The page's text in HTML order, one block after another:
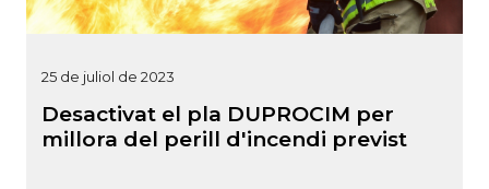
25 de juliol de 2023
Desactivat el pla DUPROCIM per
millora del perill d'incendi previst